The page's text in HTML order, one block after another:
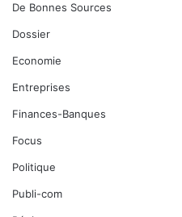
De Bonnes Sources
Dossier
Economie
Entreprises
Finances-Banques
Focus
Politique
Publi-com